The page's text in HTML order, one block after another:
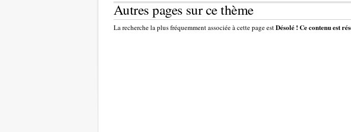
Autres pages sur ce thème
La recherche la plus fréquemment associée à cette page estDésolé ! Ce contenu est